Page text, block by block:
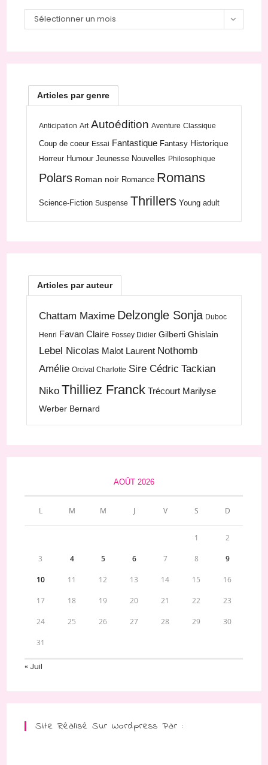
Archives
Sélectionner un mois
Articles par genre
Anticipation Art Autoédition Aventure Classique
Coup de coeur Essai Fantastique Fantasy Historique
Horreur Humour Jeunesse Nouvelles Philosophique
Polars Roman noir Romance Romans
Science-Fiction Suspense Thrillers Young adult
Articles par auteur
Chattam Maxime Delzongle Sonja Duboc
Henri Favan Claire Fossey Didier Gilberti Ghislain
Lebel Nicolas Malot Laurent Nothomb
Amélie Orcival Charlotte Sire Cédric Tackian
Niko Thilliez Franck Trécourt Marilyse
Werber Bernard
AOÛT 2026
L M M J V S D
1 2
3 4 5 6 7 8 9
10 11 12 13 14 15 16
17 18 19 20 21 22 23
24 25 26 27 28 29 30
31
« Juil
Site Réalisé Sur Wordpress Par :